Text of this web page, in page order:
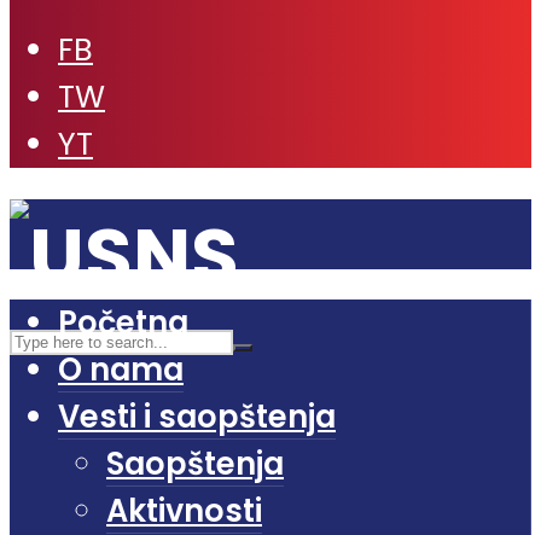
FB
TW
YT
Početna
O nama
Vesti i saopštenja
Saopštenja
Aktivnosti